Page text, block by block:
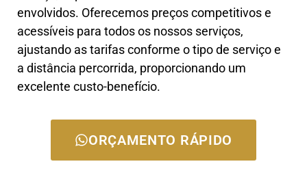
envolvidos. Oferecemos preços competitivos e
acessíveis para todos os nossos serviços,
ajustando as tarifas conforme o tipo de serviço e
a distância percorrida, proporcionando um
excelente custo-benefício.
ORÇAMENTO RÁPIDO